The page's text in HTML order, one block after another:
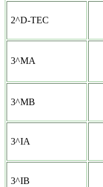
2^D-TEC
3^MA
3^MB
3^IA
3^IB